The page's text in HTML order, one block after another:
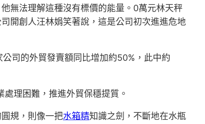
無法理解這種沒有標價的能量。0萬元林天秤
開創人汪林娟笑著說，這是公司初次進進危地
司的外貿發賣額同比增加約50%，此中約
處理困難，推進外貿保穩提質。
規，則像一把水箱精知識之劍，不斷地在水瓶